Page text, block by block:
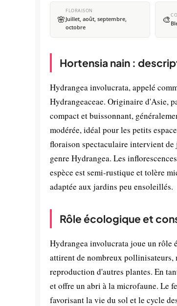
🌸
FLORAISON
Juillet, août, septembre,
octobre
🎨
Hortensia nain :
Hydrangea involucrata, appelé
Hydrangeaceae. Originaire d'Asie,
compact et buissonnant,
modérée, idéal pour les petits
floraison spectaculaire intervient
genre Hydrangea. Les
espèce est semi-rustique et tolère
adaptée aux jardins peu ensoleillés.
Rôle écologique et
Hydrangea involucrata joue un rôle
attirent de nombreux
reproduction d'autres plantes. En
et offre un abri à la microfaune. Le
favorisant la vie du sol et le cycle